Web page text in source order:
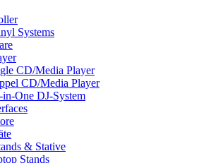
Systems
CD/Media Player
CD/Media Player
One DJ-System
& Stative
Stands